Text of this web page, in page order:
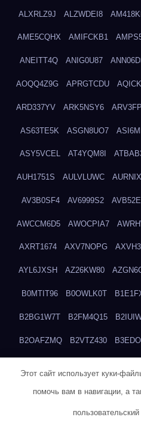
ALXRLZ9J ALZWDEI8
AME5CQHX AMIFCKB1
ANEITT4Q ANIG0U87
AOQQ4Z9G APRGTCDU
ARD337YV ARK5NSY6
AS63TE5K ASGN8UO7
ASY5VCEL AT4YQM8I
AUH1751S AULVLUWC
AV3B0SF4 AV6999S2
AWCCM6D5 AWOCPIA7
AXRT1674 AXV7NOPG
AYL6JXSH AZ26KW80
B0MTIT96 B0OWLK0T
B2BG1W7T B2FM4Q15
B2OAFZMQ B2VTZ430
B87UJWGN
Этот сайт использует куки-
помочь вам в навигации, а
пользовательский